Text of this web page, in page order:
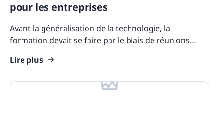
pour les entreprises
Avant la généralisation de la technologie, la
formation devait se faire par le biais de réunions
changé la
Lire plus